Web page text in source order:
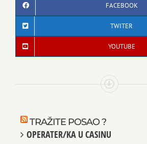
FACEBOOK
TWITER
YOUTUBE
TRAŽITE POSAO ?
OPERATER/KA U CASINU